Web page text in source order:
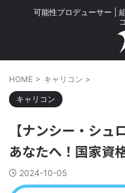
可能性プロデューサー |
HOME > キャリコン >
キャリコン
【ナンシー・シ
あなたへ！国家資
2024-10-05